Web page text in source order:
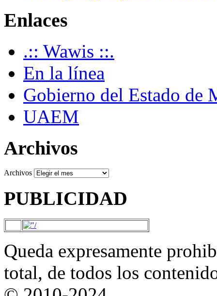
Enlaces
.:: Wawis ::.
En la línea
Gobierno del Estado de
UAEM
Archivos
Archivos
PUBLICIDAD
Queda expresamente
total, de todos los